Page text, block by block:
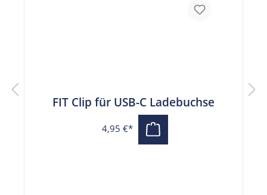
FIT Clip für USB-C Ladebuchse
4,95 €*